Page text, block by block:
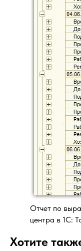
Отчет по
центра в 1С:
Хотите